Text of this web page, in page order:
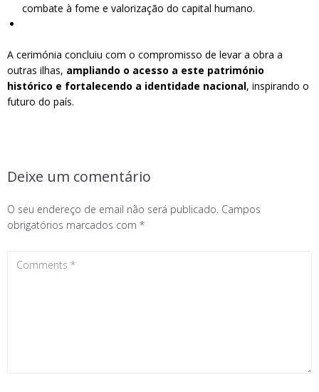
combate à fome e valorização do capital humano.
A cerimónia concluiu com o compromisso de levar a obra a
outras ilhas, ampliando o acesso a este património
histórico e fortalecendo a identidade nacional, inspirando o
futuro do país.
Deixe um comentário
O seu endereço de email não será publicado. Campos
obrigatórios marcados com *